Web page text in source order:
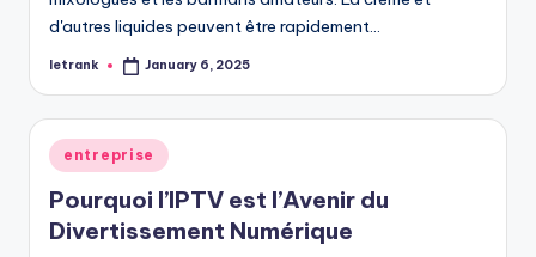
d'autres liquides peuvent être rapidement…
Posted
letrank January 6, 2025
Posted
in
entreprise
Pourquoi l’IPTV est l’Avenir du
Divertissement Numérique